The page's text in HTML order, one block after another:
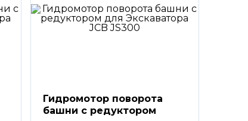
Гидромотор поворота
башни с редуктором